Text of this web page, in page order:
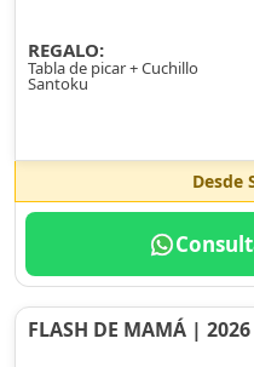
REGALO:
Tabla de picar + Cuchillo
Santoku
Desde
FLASH DE MAMÁ | 2026